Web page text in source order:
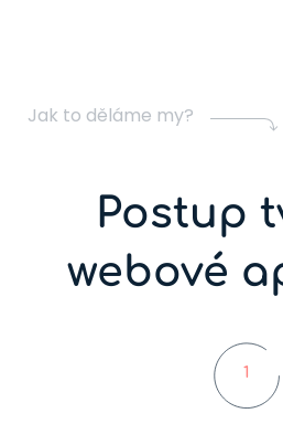
Jak to děláme my?
Postup
webové
1